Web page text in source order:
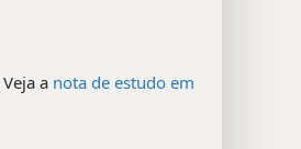
Veja a nota de estudo em